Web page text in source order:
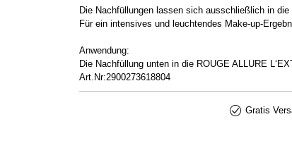
Die Nachfüllungen lassen sich ausschließlich in
Für ein intensives und leuchtendes Make-up-
Anwendung:
Die Nachfüllung unten in die ROUGE ALLURE
Art.Nr:2900273618804
Gratis